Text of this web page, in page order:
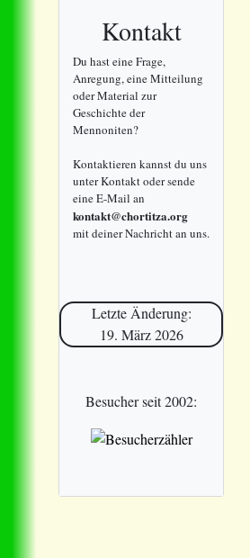
Kontakt
Du hast eine Frage,
Anregung, eine Mitteilung
oder Material zur
Geschichte der
Mennoniten?
Kontaktieren kannst du uns
unter Kontakt oder sende
eine E-Mail an
kontakt@chortitza.org
mit deiner Nachricht an uns.
Letzte Änderung:
19. März 2026
Besucher seit 2002: